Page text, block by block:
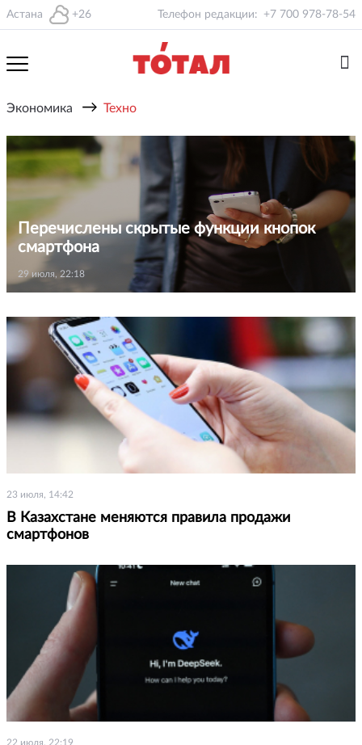
Астана +26 Телефон редакции: +7 700 978-78-54
Экономика → Техно
Перечислены скрытые функции кнопок
смартфона
29 июля, 22:18
23 июля, 14:42
В Казахстане меняются правила продажи
смартфонов
22 июля, 22:19